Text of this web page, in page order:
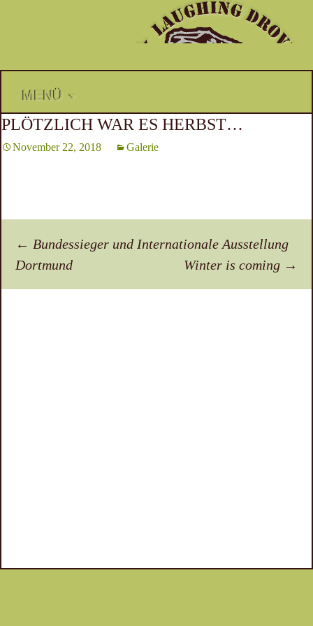
MENÜ
springen
PLÖTZLICH WAR ES HERBST…
November 22, 2018 Galerie
Beitragsnavigation
← Bundessieger und Internationale Ausstellung
Dortmund
Winter is coming →